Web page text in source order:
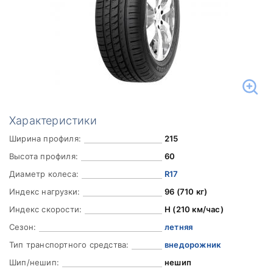
Характеристики
Ширина профиля:
215
Высота профиля:
60
Диаметр колеса:
R17
Индекс нагрузки:
96 (710 кг)
Индекс скорости:
H (210 км/час)
Сезон:
летняя
Тип транспортного средства:
внедорожник
Шип/нешип:
нешип